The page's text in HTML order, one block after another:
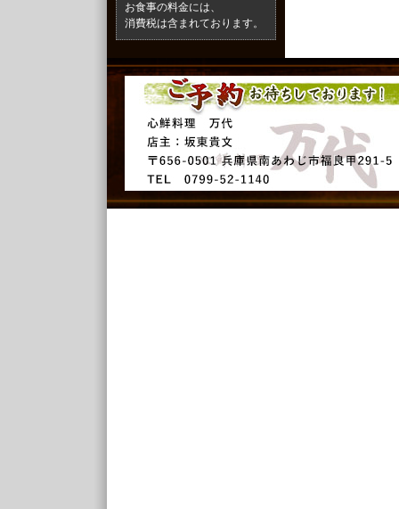
お食事の料金には、
消費税は含まれております。